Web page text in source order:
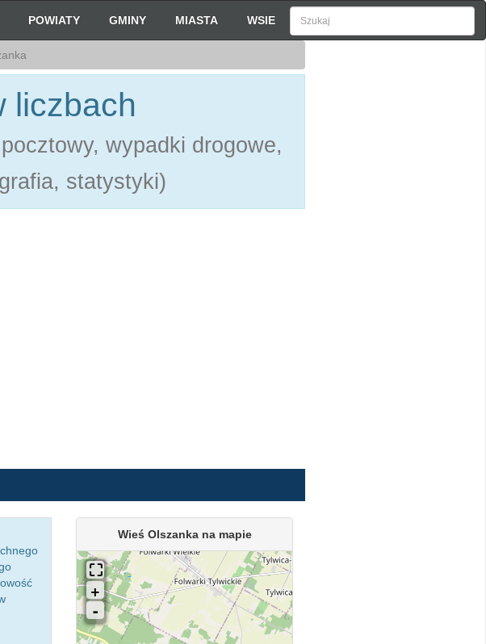
POWIATY GMINY MIASTA WSIE
liczbach
wypadki drogowe,
statystyki)
Wieś Olszanka na mapie